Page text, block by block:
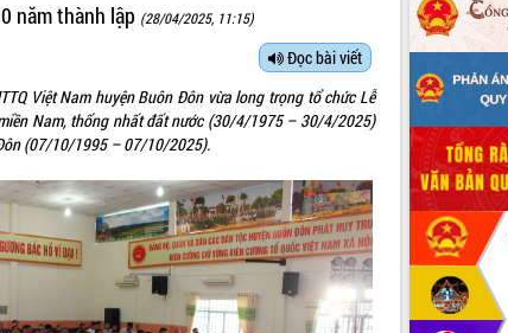
năm thành lập (28/04/2025, 11:15)
Đọc bài viết
Việt Nam huyện Buôn Đôn vừa long trọng tổ chức Lễ
Nam, thống nhất đất nước (30/4/1975 – 30/4/2025)
(07/10/1995 – 07/10/2025).